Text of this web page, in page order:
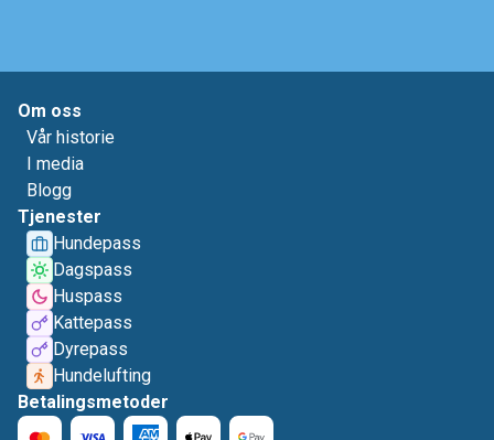
Om oss
Vår historie
I media
Blogg
Tjenester
Hundepass
Dagspass
Huspass
Kattepass
Dyrepass
Hundelufting
Betalingsmetoder